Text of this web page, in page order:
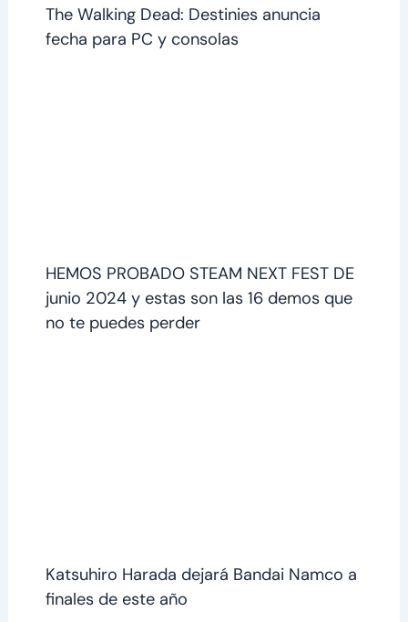
The Walking Dead: Destinies anuncia
fecha para PC y consolas
HEMOS PROBADO STEAM NEXT FEST DE
junio 2024 y estas son las 16 demos que
no te puedes perder
Katsuhiro Harada dejará Bandai Namco a
finales de este año